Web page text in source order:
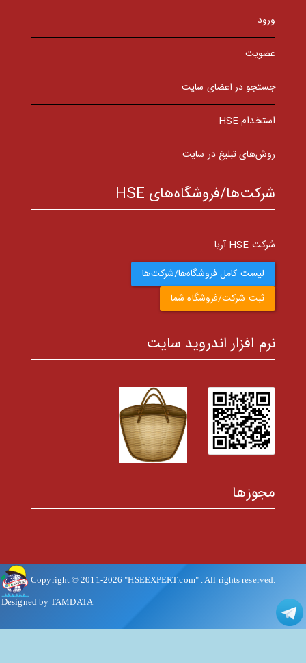
ورود
عضویت
جستجو در اعضای سایت
استخدام HSE
روش‌های تبلیغ در سایت
شرکت‌ها/فروشگاه‌های HSE
شرکت HSE آریا
لیست کامل فروشگاه‌ها/شرکت‌ها
ثبت شرکت/فروشگاه شما
نرم افزار اندروید سایت
مجوزها
Copyright © 2011-2026 "HSEEXPERT.com". All rights reserved.
Designed by TAMDATA